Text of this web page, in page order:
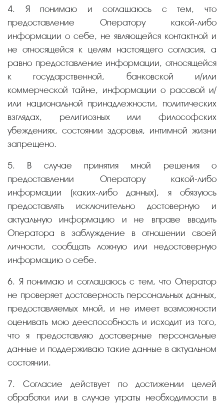
4. Я понимаю и соглашаюсь с тем, что
предоставление Оператору какой-либо
информации о себе, не являющейся контактной и
не относящейся к целям настоящего согласия, а
равно предоставление информации, относящейся
к государственной, банковской и/или
коммерческой тайне, информации о расовой и/
или национальной принадлежности, политических
взглядах, религиозных или философских
убеждениях, состоянии здоровья, интимной жизни
запрещено.
5. В случае принятия мной решения о
предоставлении Оператору какой-либо
информации (каких-либо данных), я обязуюсь
предоставлять исключительно достоверную и
актуальную информацию и не вправе вводить
Оператора в заблуждение в отношении своей
личности, сообщать ложную или недостоверную
информацию о себе.
6. Я понимаю и соглашаюсь с тем, что Оператор
не проверяет достоверность персональных данных,
предоставляемых мной, и не имеет возможности
оценивать мою дееспособность и исходит из того,
что я предоставляю достоверные персональные
данные и поддерживаю такие данные в актуальном
состоянии.
7. Согласие действует по достижении целей
обработки или в случае утраты необходимости в